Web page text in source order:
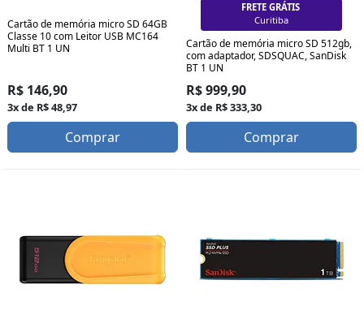
Cartão de memória micro SD 64GB
Classe 10 com Leitor USB MC164
Multi BT 1 UN
R$ 146,90
3x de R$ 48,97
Comprar
FRETE GRÁTIS
Curitiba
Cartão de memória micro SD 512gb,
com adaptador, SDSQUAC, SanDisk
BT 1 UN
R$ 999,90
3x de R$ 333,30
Comprar